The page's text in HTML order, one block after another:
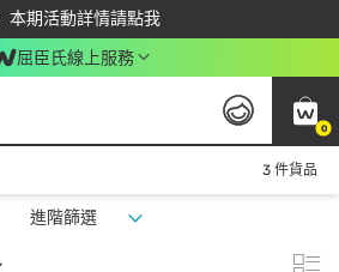
本期活動詳情請點我
下載app最高回饋$350
屈臣氏線上服務
0
3 件貨品
進階篩選